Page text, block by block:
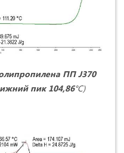
ППJ370
пик 104,86°С)